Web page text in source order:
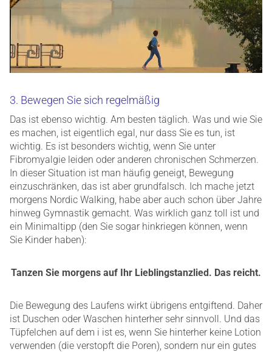
3. Bewegen Sie sich regelmäßig
Das ist ebenso wichtig. Am besten täglich. Was und wie Sie
es machen, ist eigentlich egal, nur dass Sie es tun, ist
wichtig. Es ist besonders wichtig, wenn Sie unter
Fibromyalgie leiden oder anderen chronischen Schmerzen.
In dieser Situation ist man häufig geneigt, Bewegung
einzuschränken, das ist aber grundfalsch. Ich mache jetzt
morgens Nordic Walking, habe aber auch schon über Jahre
hinweg Gymnastik gemacht. Was wirklich ganz toll ist und
ein Minimaltipp (den Sie sogar hinkriegen können, wenn
Sie Kinder haben):
Tanzen Sie morgens auf Ihr Lieblingstanzlied. Das reicht.
Die Bewegung des Laufens wirkt übrigens entgiftend. Daher
ist Duschen oder Waschen hinterher sehr sinnvoll. Und das
Tüpfelchen auf dem i ist es, wenn Sie hinterher keine Lotion
verwenden (die verstopft die Poren), sondern nur ein gutes